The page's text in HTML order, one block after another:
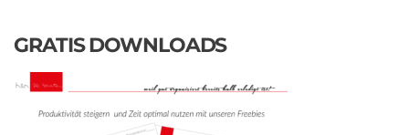
GRATIS DOWNLOADS